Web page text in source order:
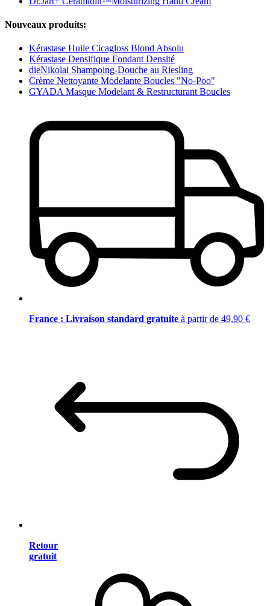
Nouveaux produits:
Kérastase Huile Cicagloss Blond Absolu
Kérastase Densifique Fondant Densité
dieNikolai Shampoing-Douche au Riesling
Crème Nettoyante Modelante Boucles "No-Poo"
GYADA Masque Modelant & Restructurant Boucles
France : Livraison standard gratuite à partir de 49,90 €
Retour
gratuit